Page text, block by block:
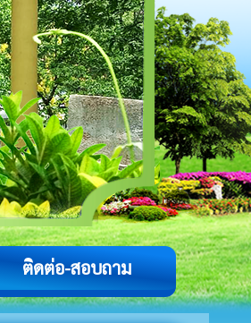
ติดต่อ-สอบถาม